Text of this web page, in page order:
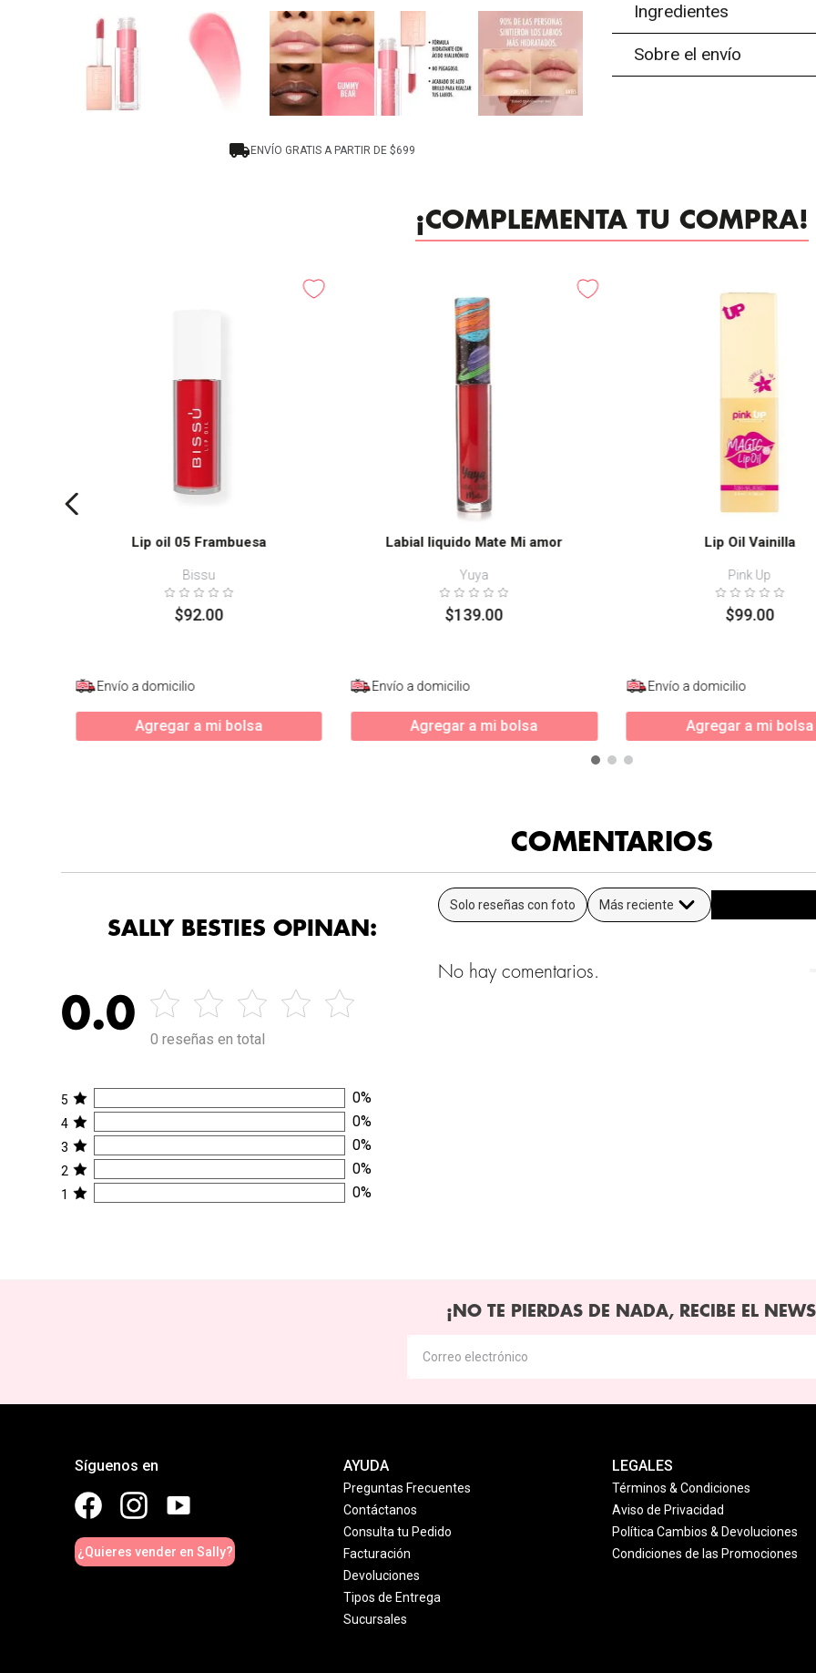
ENVÍO GRATIS A PARTIR DE $699
Ingredientes
Sobre el envío
¡COMPLEMENTA TU COMPRA!
Lip oil 05 Frambuesa
Bissu
$92.00
Envío a domicilio
Agregar a mi bolsa
Labial liquido Mate Mi amor
Yuya
$139.00
Envío a domicilio
Agregar a mi bolsa
Lip Oil Vainilla
Pink Up
$99.00
Envío a domicilio
Agregar a mi bolsa
COMENTARIOS
SALLY BESTIES OPINAN:
0.0
0 reseñas en total
5 0%
4 0%
3 0%
2 0%
1 0%
Solo reseñas con foto Más reciente
No hay comentarios.
¡NO TE PIERDAS DE NADA, RECIBE EL
Síguenos en
¿Quieres vender en Sally?
AYUDA
Preguntas Frecuentes
Contáctanos
Consulta tu Pedido
Facturación
Devoluciones
Tipos de Entrega
Sucursales
LEGALES
Términos & Condiciones
Aviso de Privacidad
Política Cambios & Devoluciones
Condiciones de las Promociones